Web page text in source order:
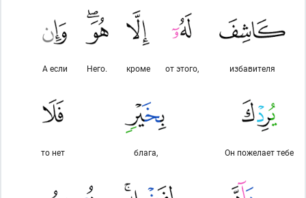
избавителя
от этого,
кроме
Него.
А если
Он пожелает тебе
блага,
то нет